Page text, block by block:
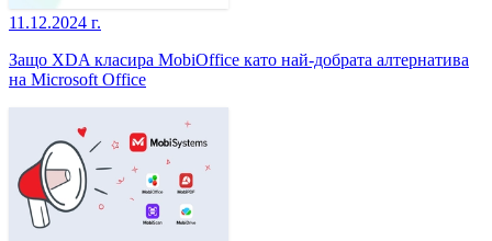
11.12.2024 г.
Защо XDA класира MobiOffice като най-добрата алтернатива
на Microsoft Office